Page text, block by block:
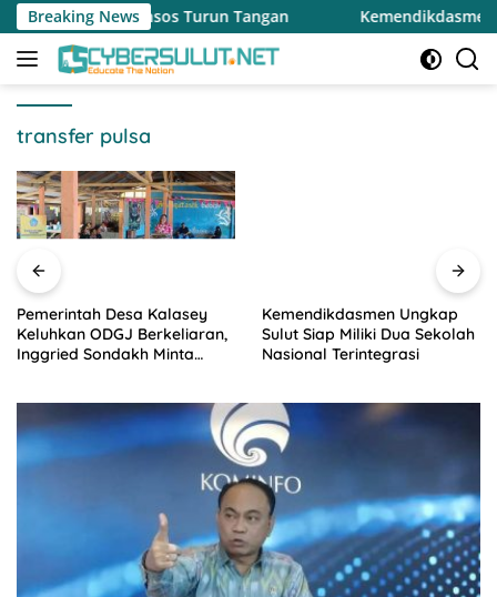
Langsung
ke
konten
Breaking News
Minta Dinsos Turun Tangan Kemendikdasmen
transfer pulsa
Pemerintah Desa Kalasey
Keluhkan ODGJ Berkeliaran,
Inggried Sondakh Minta
Kemendikdasmen Ungkap
Sulut Siap Miliki Dua Sekolah
Nasional Terintegrasi